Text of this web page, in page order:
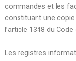
commandes et les
constituant une
l’article 1348 du Code
Les registres